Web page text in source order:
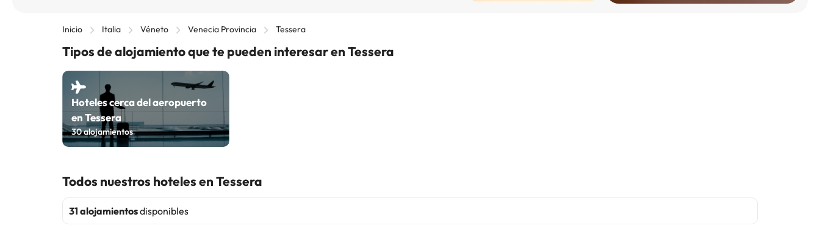
Inicio Italia Véneto Venecia Provincia Tessera
Tipos de alojamiento que te pueden interesar en Tessera
Hoteles cerca del aeropuerto
en Tessera
30alojamientos
Todos nuestros hoteles en Tessera
31 alojamientosdisponibles